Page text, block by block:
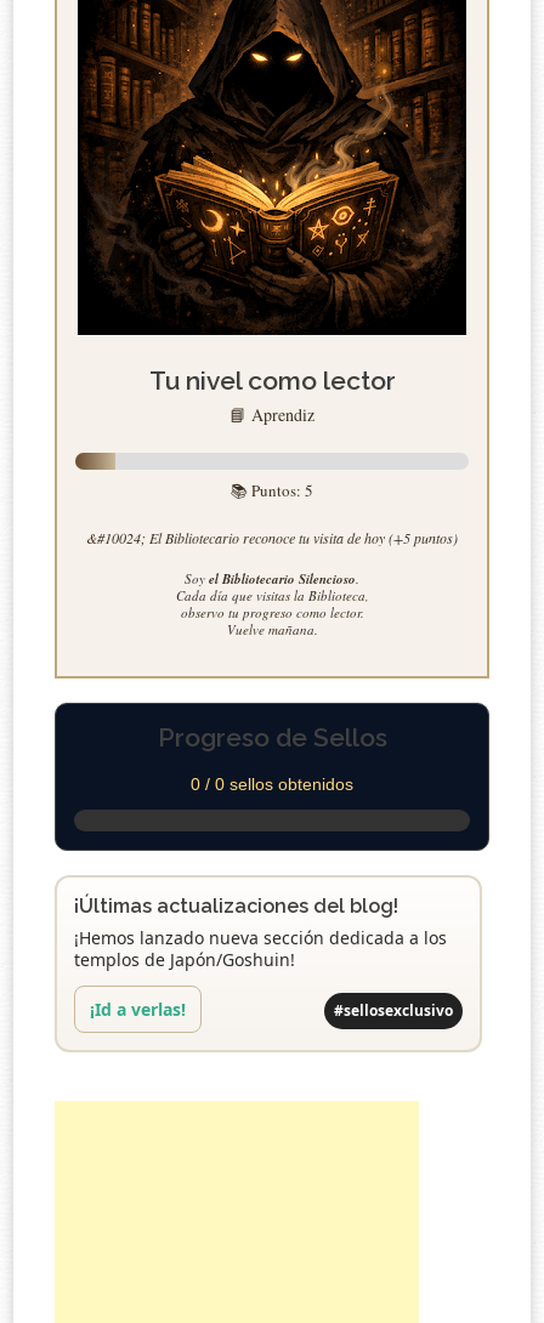
Tu nivel como lector
📘 Aprendiz
📚 Puntos: 5
&#10024; El Bibliotecario reconoce tu visita de hoy (+5 puntos)
Soy el Bibliotecario Silencioso
Cada día que visitas la Biblioteca,
observo tu progreso como lector.
Vuelve mañana.
Progreso de Sellos
0 / 0 sellos obtenidos
¡Últimas actualizaciones del blog!
¡Hemos lanzado nueva sección dedicada a los
templos de Japón/Goshuin!
¡Id a verlas! #sellosexclusivo